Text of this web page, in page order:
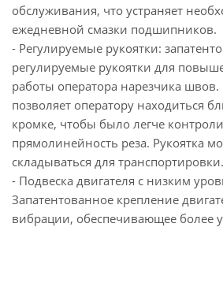
обслуживания, что устраняет
ежедневной смазки подшипников.
- Регулируемые рукоятки:
регулируемые рукоятки для
работы оператора нарезчика швов.
позволяет оператору находиться
кромке, чтобы было легче
прямолинейность реза. Рукоятка
складываться для транспортировки.
- Подвеска двигателя с низким
Запатентованное крепление
вибрации, обеспечивающее более